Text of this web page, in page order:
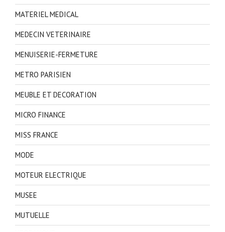
MATERIEL MEDICAL
MEDECIN VETERINAIRE
MENUISERIE-FERMETURE
METRO PARISIEN
MEUBLE ET DECORATION
MICRO FINANCE
MISS FRANCE
MODE
MOTEUR ELECTRIQUE
MUSEE
MUTUELLE